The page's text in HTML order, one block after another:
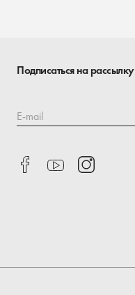
Подписаться на рассылку
E-mail